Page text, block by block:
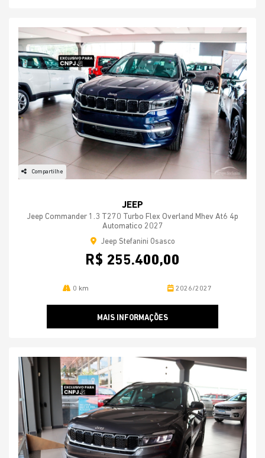
Compartilhe
JEEP
Jeep Commander 1.3 T270 Turbo Flex Overland Mhev At6 4p
Automatico 2027
Jeep Stefanini Osasco
R$ 255.400,00
0 km 2026/2027
MAIS INFORMAÇÕES